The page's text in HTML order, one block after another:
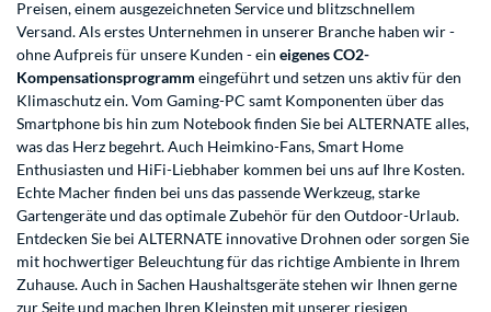
Preisen, einem ausgezeichneten Service und blitzschnellem
Versand. Als erstes Unternehmen in unserer Branche haben wir -
ohne Aufpreis für unsere Kunden - ein eigenes CO2-
Kompensationsprogramm eingeführt und setzen uns aktiv für den
Klimaschutz ein. Vom Gaming-PC samt Komponenten über das
Smartphone bis hin zum Notebook finden Sie bei ALTERNATE alles,
was das Herz begehrt. Auch Heimkino-Fans, Smart Home
Enthusiasten und HiFi-Liebhaber kommen bei uns auf Ihre Kosten.
Echte Macher finden bei uns das passende Werkzeug, starke
Gartengeräte und das optimale Zubehör für den Outdoor-Urlaub.
Entdecken Sie bei ALTERNATE innovative Drohnen oder sorgen Sie
mit hochwertiger Beleuchtung für das richtige Ambiente in Ihrem
Zuhause. Auch in Sachen Haushaltsgeräte stehen wir Ihnen gerne
zur Seite und machen Ihren Kleinsten mit unserer riesigen